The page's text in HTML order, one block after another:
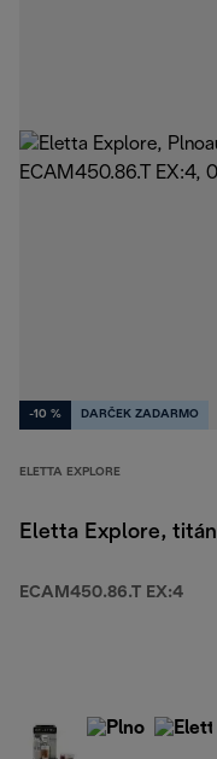
-10 % DARČEK ZADARMO
ELETTA EXPLORE
Eletta Explore, titán
ECAM450.86.T EX:4